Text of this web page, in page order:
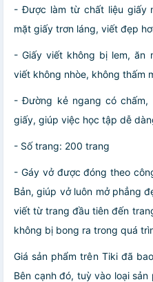
- Được làm từ chất liệu giấy
mặt giấy trơn láng, viết đẹp
- Giấy viết không bị lem, ăn
viết không nhòe, không thấm
-Đường kẻ ngang có chấm,
giấy, giúp việc học tập dễ
- Số trang: 200 trang
- Gáy vở được đóng theo
Bản, giúp vở luôn mở phẳng
viết từ trang đầu tiên đến
không bị bong ra trong quá
Giá sản phẩm trên Tiki đã
Bên cạnh đó, tuỳ vào loại